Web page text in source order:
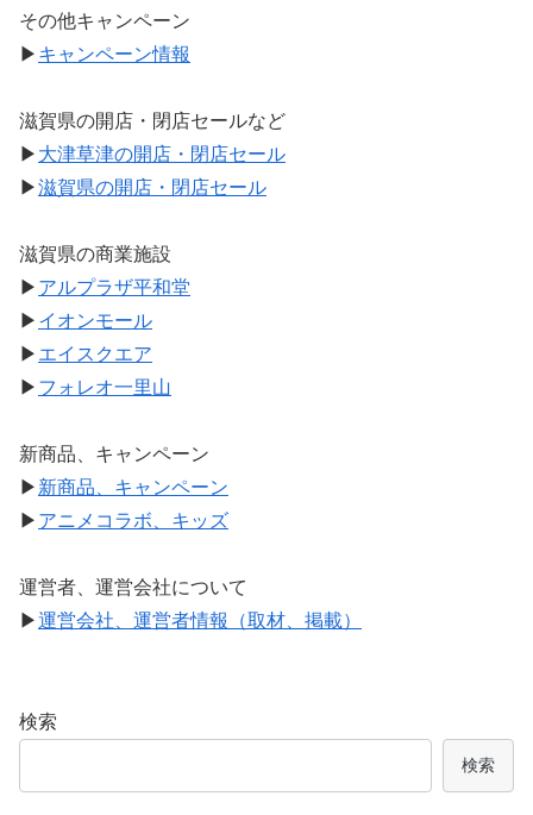
その他キャンペーン
▶ キャンペーン情報
滋賀県の開店・閉店セールなど
▶ 大津草津の開店・閉店セール
▶滋賀県の開店・閉店セール
滋賀県の商業施設
▶ アルプラザ平和堂
▶ イオンモール
▶ エイスクエア
▶ フォレオ一里山
新商品、キャンペーン
▶ 新商品、キャンペーン
▶ アニメコラボ、キッズ
運営者、運営会社について
▶運営会社、運営者情報（取材、掲載）
検索
検索